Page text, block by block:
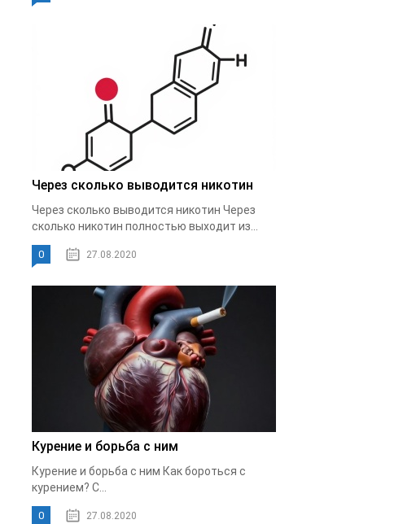
Через сколько выводится никотин
Через сколько выводится никотин Через
сколько никотин полностью выходит из...
0 27.08.2020
Курение и борьба с ним
Курение и борьба с ним Как бороться с
курением? С...
0 27.08.2020